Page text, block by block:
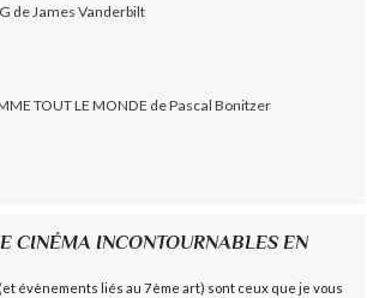
de James Vanderbilt
TOUT LE MONDE de Pascal Bonitzer
CINÉMA INCONTOURNABLES EN
évènements liés au 7ème art) sont ceux que je vous